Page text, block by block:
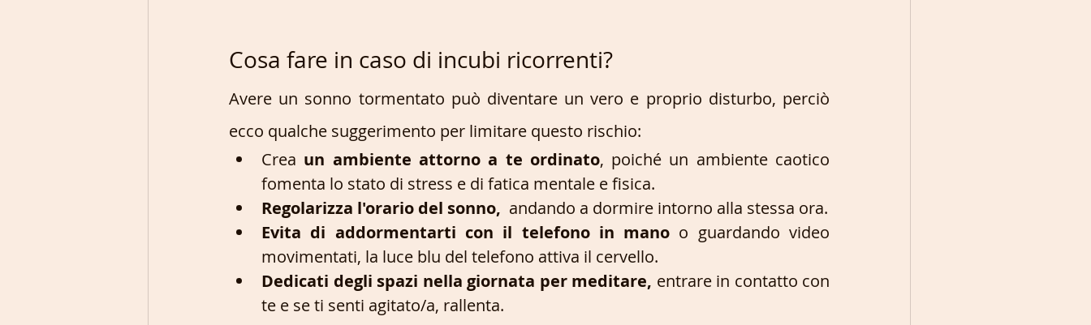
Cosa fare in caso di incubi ricorrenti?
Avere un sonno tormentato può diventare un vero e proprio disturbo, perciò
ecco qualche suggerimento per limitare questo rischio:
Crea un ambiente attorno a te ordinato, poiché un ambiente caotico
fomenta lo stato di stress e di fatica mentale e fisica.
Regolarizza l'orario del sonno,
Evita di addormentarti con il telefono in mano o guardando video
movimentati, la luce blu del telefono attiva il cervello.
Dedicati degli spazi nella giornata per meditare, entrare in contatto con
te e se ti senti agitato/a, rallenta.